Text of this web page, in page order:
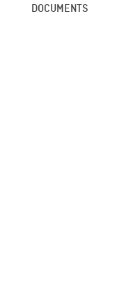
DOCUMENTS